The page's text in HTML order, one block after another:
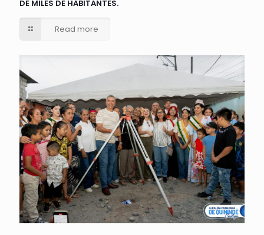
DE MILES DE HABITANTES.
Read more